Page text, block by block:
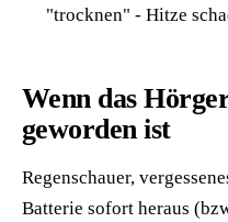
"trocknen" - Hitze
Wenn das
geworden ist
Regenschauer,
Batterie sofort heraus